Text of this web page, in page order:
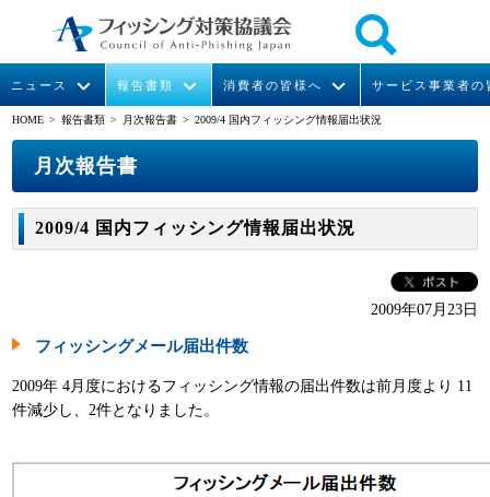
ニュース
イベント
報告書類
月次報告書
消費者の皆様へ
フィッシングの報告
マンガでわかるフィッシング詐欺対策 5ヶ条
サービス事業者の
STOP. THINK. CONNECT.
運営委員紹介
WG活動
HOME > 報告書類 > 月次報告書 > 2009/4 国内フィッシング情報届出状況
月次報告書
2009/4 国内フィッシング情報届出状況
2009年07月23日
フィッシングメール届出件数
2009年 4月度におけるフィッシング情報の届出件数は前月度より 11
件減少し、2件となりました。